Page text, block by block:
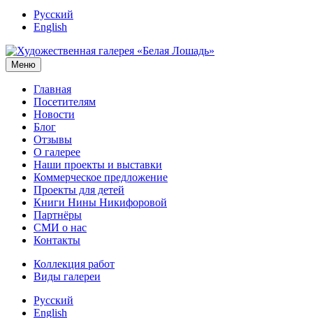
Русский
English
Меню
Главная
Посетителям
Новости
Блог
Отзывы
О галерее
Наши проекты и выставки
Коммерческое предложение
Проекты для детей
Книги Нины Никифоровой
Партнёры
СМИ о нас
Контакты
Коллекция работ
Виды галереи
Русский
English